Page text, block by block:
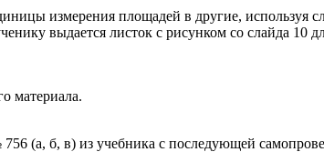
измерения площадей в другие,
выдается листок с рисунком со слайда 10
материала.
(а, б, в) из учебника с последующей